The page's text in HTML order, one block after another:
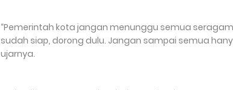
“Pemerintah kota jangan menunggu semua
sudah siap, dorong dulu. Jangan sampai semua
ujarnya.